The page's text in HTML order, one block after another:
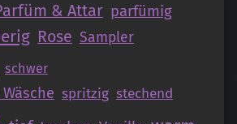
& Attar parfümig
Rose Sampler
schwer
spritzig stechend